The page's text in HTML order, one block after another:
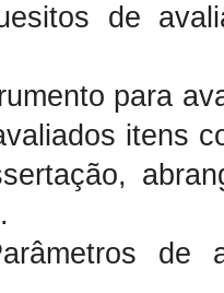
de
para
itens
de